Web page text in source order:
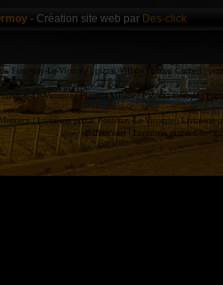
- Création site web par Des-click
Fontenay-Le-Vicomte | pizzas Villabe | pizzas Corbeil |
Le-Vicomte |Pizzeria Villabe |Pizzeria Corbeil |
|Livraison pizzas Fontenay-Le-Vicomte | Livraison
Ballancourt | Livraison pizzas